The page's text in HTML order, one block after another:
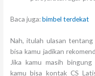
Baca juga:bimbel terdekat
Nah, itulah ulasan
bisa kamu jadikan
Jika kamu masih
kamu bisa kontak CS